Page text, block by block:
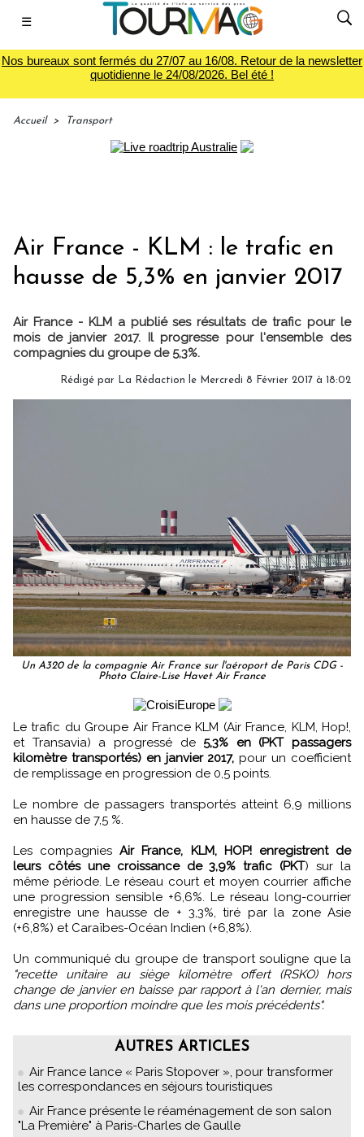
☰
Nos bureaux sont fermés du 27/07 au 16/08. Retour de la newsletter
quotidienne le 24/08/2026. Bel été !
Accueil > Transport
Air France - KLM : le trafic en
hausse de 5,3% en janvier 2017
Air France - KLM a publié ses résultats de trafic pour le
mois de janvier 2017. Il progresse pour l'ensemble des
compagnies du groupe de 5,3%.
Rédigé par La Rédaction le Mercredi 8 Février 2017 à 18:02
Un A320 de la compagnie Air France sur l'aéroport de Paris CDG -
Photo Claire-Lise Havet Air France
Le trafic du Groupe Air France KLM (Air France, KLM, Hop!,
et Transavia) a progressé de5,3% en (PKT passagers
kilomètre transportés) en janvier 2017,pour un coefficient
de remplissage en progression de 0,5 points.
Le nombre de passagers transportés atteint 6,9 millions
en hausse de 7,5 %.
Les compagniesAir France, KLM, HOP! enregistrent de
leurs côtés une croissance de 3,9% trafic (PKT) sur la
même période. Le réseau court et moyen courrier affiche
une progression sensible +6,6%. Le réseau long-courrier
enregistre une hausse de + 3,3%, tiré par la zone Asie
(+6,8%) et Caraïbes-Océan Indien (+6,8%).
Un communiqué du groupe de transport souligne que la
"recette unitaire au siège kilomètre offert (RSKO) hors
change de janvier en baisse par rapport à l'an dernier, mais
dans une proportion moindre que les mois précédents".
AUTRES ARTICLES
Air France lance « Paris Stopover », pour transformer
les correspondances en séjours touristiques
Air France présente le réaménagement de son salon
"La Première" à Paris-Charles de Gaulle